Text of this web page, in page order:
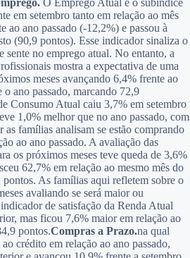
O Emprego Atual é o subíndice
em setembro tanto em relação ao mês
ao ano passado (-12,2%) e passou à
(90,9 pontos). Esse indicador sinaliza o
sente no emprego atual. No entanto, a
mostra a expectativa de uma
meses avançando 6,4% frente ao
ano passado, marcando 72,9
Consumo Atual caiu 3,7% em setembro
1,0% melhor que no ano passado, com
famílias analisam se estão comprando
ao ano passado. A avaliação das
os próximos meses teve queda de 3,6%
62,7% em relação ao mesmo mês do
pontos. As famílias aqui refletem sobre o
avaliando se será maior ou
de satisfação da Renda Atual
mas ficou 7,6% maior em relação ao
pontos.Compras a Prazo.na qual
crédito em relação ao ano passado,